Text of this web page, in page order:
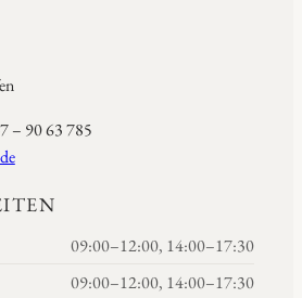
– 90 63 785
09:00–12:00, 14:00–17:30
09:00–12:00, 14:00–17:30